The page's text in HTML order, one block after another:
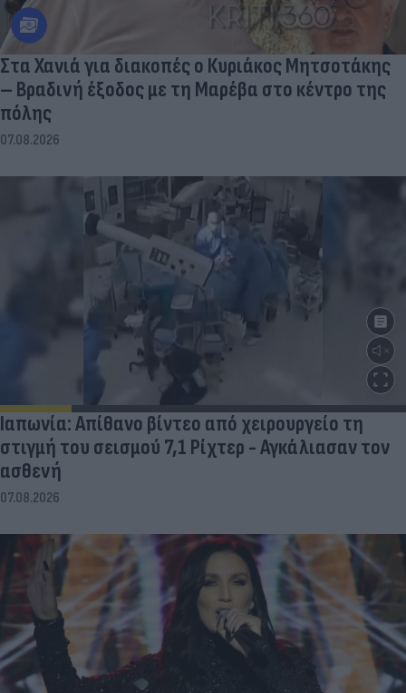
Στα Χανιά για διακοπές ο Κυριάκος Μητσοτάκης
– Βραδινή έξοδος με τη Μαρέβα στο κέντρο της
πόλης
07.08.2026
Ιαπωνία: Απίθανο βίντεο από χειρουργείο τη
στιγμή του σεισμού 7,1 Ρίχτερ - Αγκάλιασαν τον
ασθενή
07.08.2026